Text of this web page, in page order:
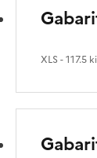
XLS - 117.5